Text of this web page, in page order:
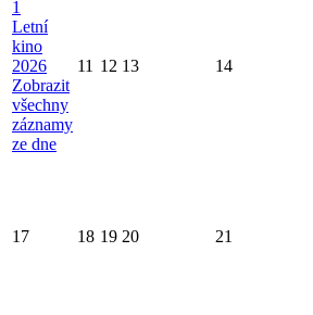
1
Letní
kino
2026
Zobrazit
všechny
záznamy
ze dne
11 12 13 14
17 18 19 20 21